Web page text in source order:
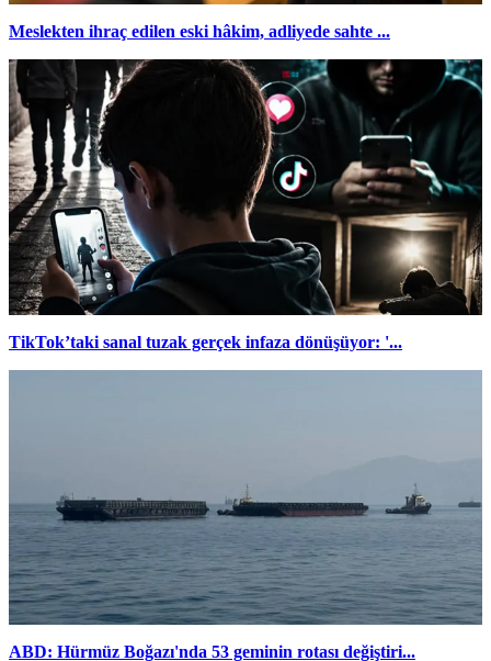
Meslekten ihraç edilen eski hâkim, adliyede sahte ...
TikTok’taki sanal tuzak gerçek infaza dönüşüyor: '...
ABD: Hürmüz Boğazı'nda 53 geminin rotası değiştiri...